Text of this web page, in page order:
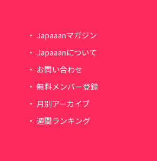
Japaaanマガジン
Japaaanについて
お問い合わせ
無料メンバー登録
月別アーカイブ
週間ランキング